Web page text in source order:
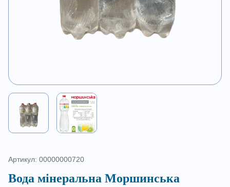
Артикул: 00000000720
Вода мінеральна Моршинська